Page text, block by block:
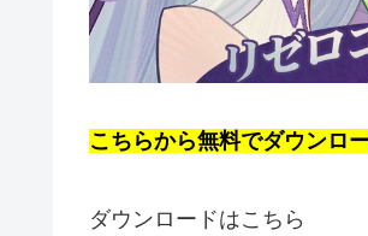
こちらから無料でダウンロ
ダウンロードはこちら